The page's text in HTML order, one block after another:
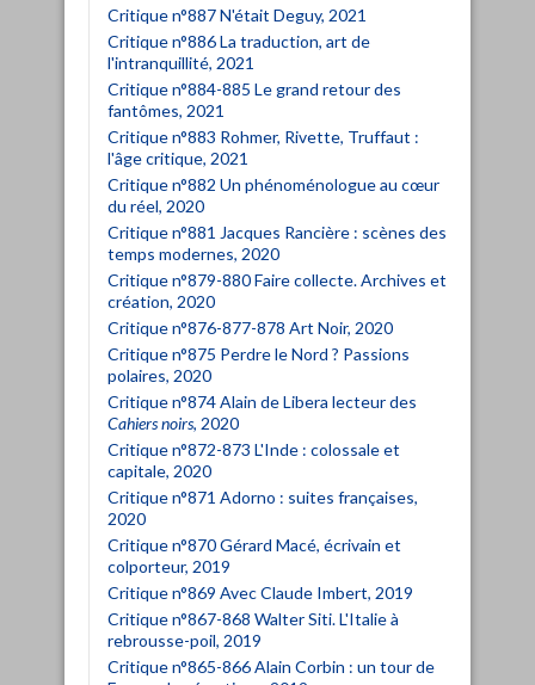
Critique n°887 N'était Deguy, 2021
Critique n°886 La traduction, art de
l'intranquillité, 2021
Critique n°884-885 Le grand retour des
fantômes, 2021
Critique n°883 Rohmer, Rivette, Truffaut :
l'âge critique, 2021
Critique n°882 Un phénoménologue au cœur
du réel, 2020
Critique n°881 Jacques Rancière : scènes des
temps modernes, 2020
Critique n°879-880 Faire collecte. Archives et
création, 2020
Critique n°876-877-878 Art Noir, 2020
Critique n°875 Perdre le Nord ? Passions
polaires, 2020
Critique n°874 Alain de Libera lecteur des
Cahiers noirs, 2020
Critique n°872-873 L'Inde : colossale et
capitale, 2020
Critique n°871 Adorno : suites françaises,
2020
Critique n°870 Gérard Macé, écrivain et
colporteur, 2019
Critique n°869 Avec Claude Imbert, 2019
Critique n°867-868 Walter Siti. L'Italie à
rebrousse-poil, 2019
Critique n°865-866 Alain Corbin : un tour de